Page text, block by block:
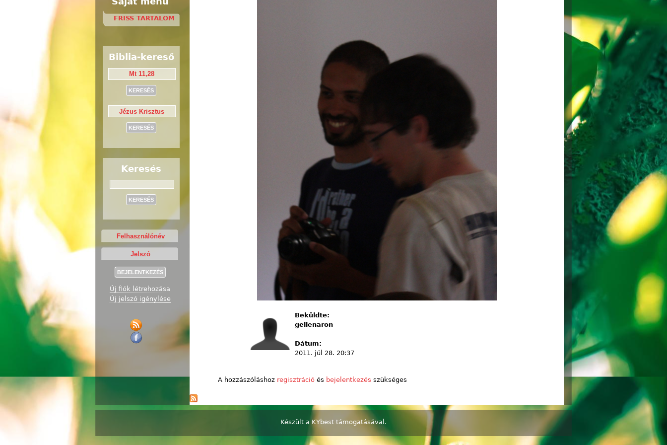
Beküldte:
gellenaron
Dátum:
2011. júl 28. 20:37
A hozzászóláshoz regisztrációés bejelentkezés szükséges
FRISS TARTALOM
Biblia-kereső
Keresés
Új fiók létrehozása
Új jelszó igénylése
Készült a KYbest támogatásával.